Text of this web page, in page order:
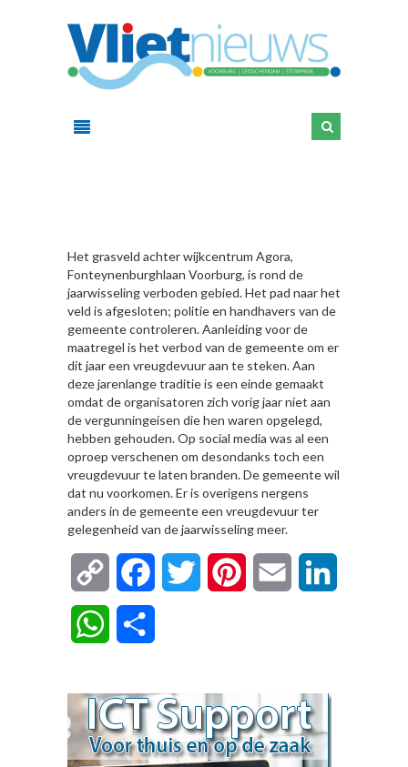
Het grasveld achter wijkcentrum Agora,
Fonteynenburghlaan Voorburg, is rond de
jaarwisseling verboden gebied. Het pad naar het
veld is afgesloten; politie en handhavers van de
gemeente controleren. Aanleiding voor de
maatregel is het verbod van de gemeente om er
dit jaar een vreugdevuur aan te steken. Aan
deze jarenlange traditie is een einde gemaakt
omdat de organisatoren zich vorig jaar niet aan
de vergunningeisen die hen waren opgelegd,
hebben gehouden. Op social media was al een
oproep verschenen om desondanks toch een
vreugdevuur te laten branden. De gemeente wil
dat nu voorkomen. Er is overigens nergens
anders in de gemeente een vreugdevuur ter
gelegenheid van de jaarwisseling meer.
Copy
Link
FacebookTwitter Pinterest Email
WhatsApp